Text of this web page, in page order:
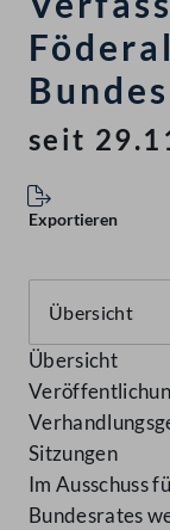
seit
Exportieren
Übersicht
Sitzungen
Im Ausschuss
Bundesrates